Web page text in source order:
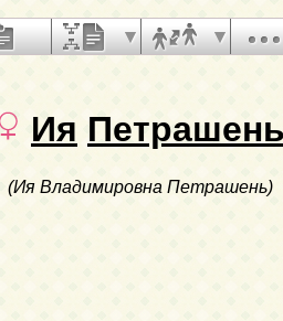
Ия Петрашень
(Ия Владимировна Петрашень)